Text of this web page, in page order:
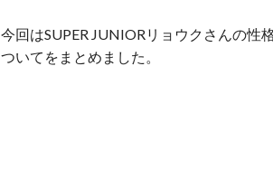
今回はSUPER JUNIORリョウクさんの
ついてをまとめました。